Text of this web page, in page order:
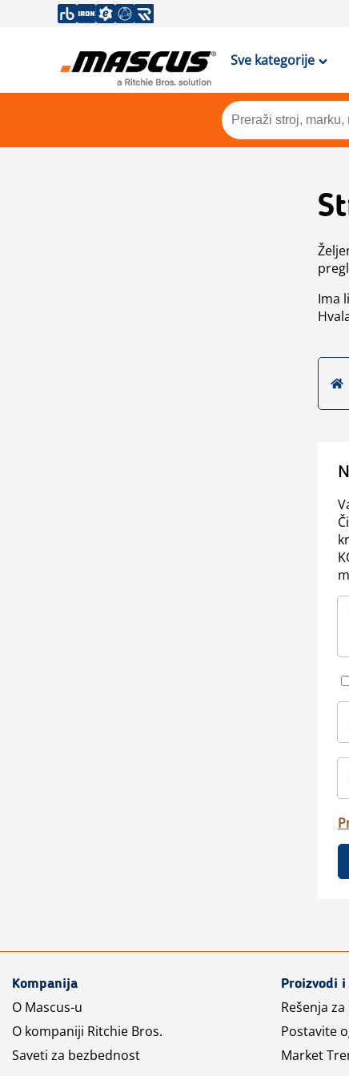
Sve kategorije
Ima
Kompanija
O Mascus-u
O kompaniji Ritchie Bros.
Saveti za bezbednost
Proizvodi
Rešenja
Postavite
Market